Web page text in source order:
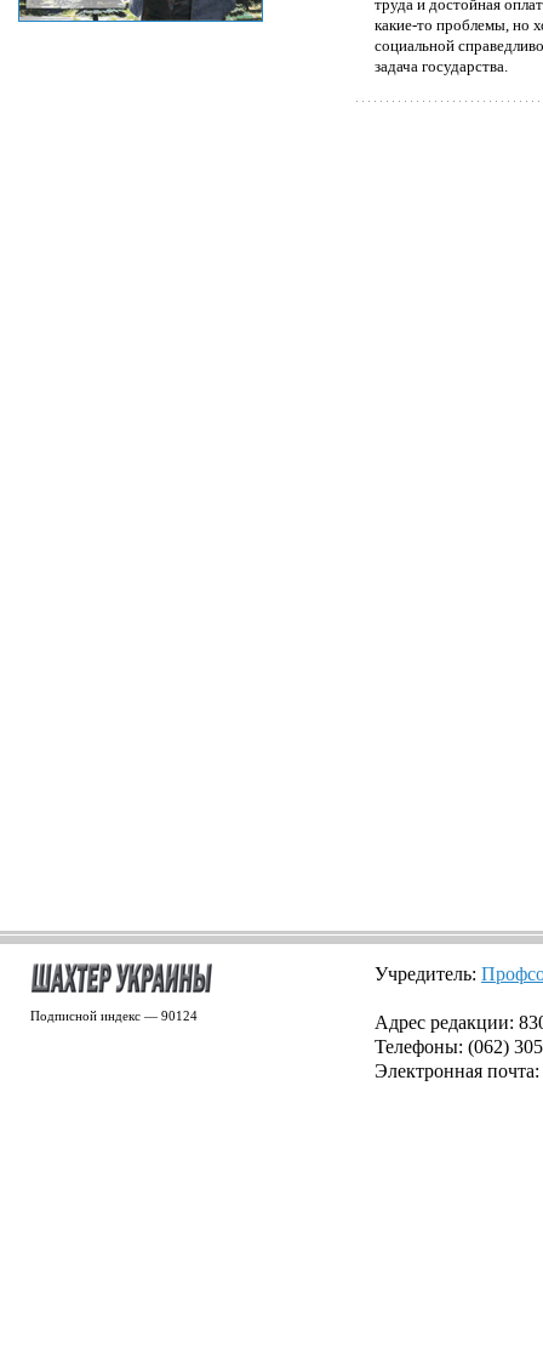
труда и достойная
какие-то проблемы, но
социальной
задача государства.
Подписной индекс — 90124
Учредитель:
Адрес редакции:
Телефоны: (062)
Электронная почта: